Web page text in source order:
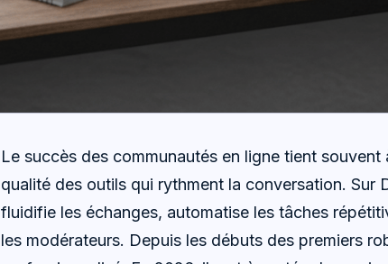
Le succès des communautés en ligne tient souvent
qualité des outils qui rythment la conversation. Sur
fluidifie les échanges, automatise les tâches
les modérateurs. Depuis les débuts des premiers